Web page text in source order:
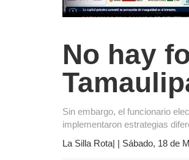
No hay
Sin embargo, el funcionario
implementaron estrategias
La Silla Rota| | Sábado, 18 de